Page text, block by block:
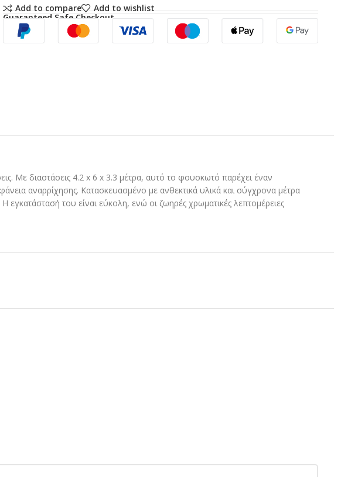
Add to compare
Add to wishlist
Guaranteed Safe Checkout
Με διαστάσεις 4.2 x 6 x 3.3 μέτρα, αυτό το φουσκωτό παρέχει έναν
αναρρίχησης. Κατασκευασμένο με ανθεκτικά υλικά και σύγχρονα μέτρα
του είναι εύκολη, ενώ οι ζωηρές χρωματικές λεπτομέρειες